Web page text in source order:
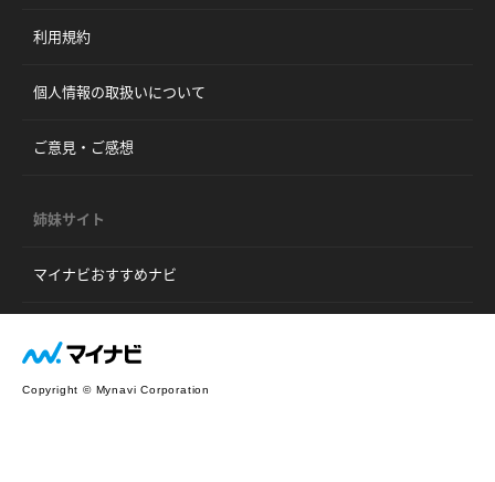
利用規約
個人情報の取扱いについて
ご意見・ご感想
姉妹サイト
マイナビおすすめナビ
Copyright © Mynavi Corporation